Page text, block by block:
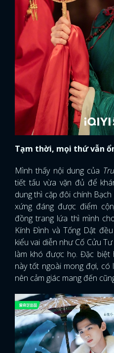
Tạm thời, mọi thứ vẫn
Mình thấy nội dung của
tiết tấu vừa vặn đủ để
dung thì cặp đôi chính
xứng đáng được điểm
đồng trang lứa thì mình
Kính Đình và Tống Dật
kiểu vai diễn như Cố Cửu
làm khó được họ. Đặc biệt
này tốt ngoài mong đợi, có
nên cảm giác mang đến